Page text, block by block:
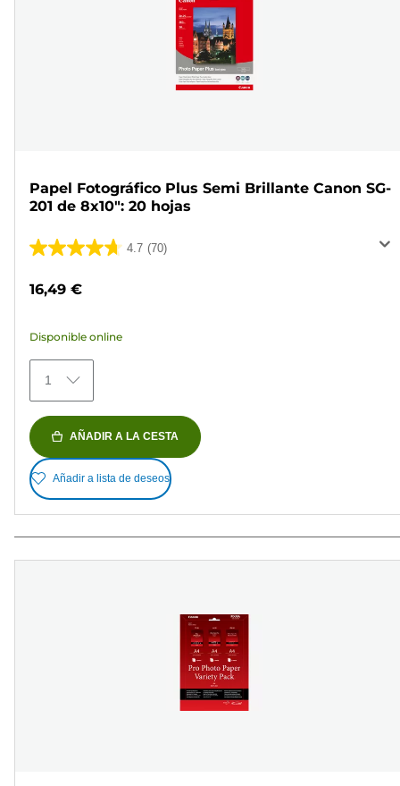
Papel Fotográfico Plus Semi Brillante Canon SG-
201 de 8x10": 20 hojas
4.7 (70)
4.7
70
reseñas
16,49 €
Disponible online
1
AÑADIR A LA CESTA
Añadir a lista de deseos